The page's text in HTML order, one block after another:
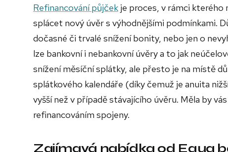
Refinancování půjček je proces, v rámci kterého
splácet nový úvěr s výhodnějšími podmínkami.
dočasné či trvalé snížení bonity, nebo jen o
lze bankovní i nebankovní úvěry a to jak
snížení měsíční splátky, ale přesto je na místě
splátkového kalendáře (díky čemuž je anuita
vyšší než v případě stávajícího úvěru. Měla by
refinancováním spojeny.
Zajímavá nabídka od Equa